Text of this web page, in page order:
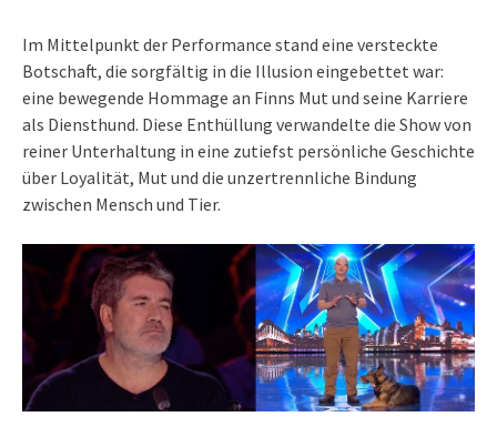
Im Mittelpunkt der Performance stand eine versteckte
Botschaft, die sorgfältig in die Illusion eingebettet war:
eine bewegende Hommage an Finns Mut und seine Karriere
als Diensthund. Diese Enthüllung verwandelte die Show von
reiner Unterhaltung in eine zutiefst persönliche Geschichte
über Loyalität, Mut und die unzertrennliche Bindung
zwischen Mensch und Tier.